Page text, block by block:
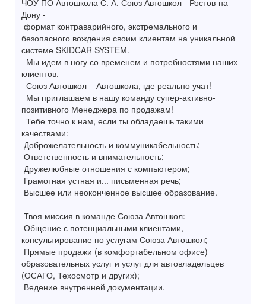
ЧОУ ПО Автошкола С. А. Союз Автошкол - Ростов-на-
Дону -
формат контраварийного, экстремального и
безопасного вождения своим клиентам на уникальной
системе SKIDCAR SYSTEM.
Мы идем в ногу со временем и потребностями наших
клиентов.
Союз Автошкол – Автошкола, где реально учат!
Мы приглашаем в нашу команду супер-активно-
позитивного Менеджера по продажам!
Тебе точно к нам, если ты обладаешь такими
качествами:
Доброжелательность и коммуникабельность;
Ответственность и внимательность;
Дружелюбные отношения с компьютером;
Грамотная устная и... письменная речь;
Высшее или неоконченное высшее образование.
Твоя миссия в команде Союза Автошкол:
Общение с потенциальными клиентами,
консультирование по услугам Союза Автошкол;
Прямые продажи (в комфортабельном офисе)
образовательных услуг и услуг для автовладельцев
(ОСАГО, Техосмотр и других);
Ведение внутренней документации.